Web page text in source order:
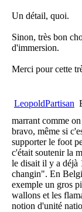
Un détail, quoi.
Sinon, très bon
d'immersion.
Merci pour cette
LeopoldPartisan
marrant comme
bravo, même si
supporter le foot
c'était soutenir la
le disait il y a déjà
changin". En
exemple un gros
wallons et les
notion d'unité